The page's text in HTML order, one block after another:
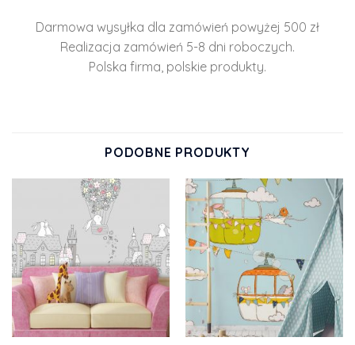
Darmowa wysyłka dla zamówień powyżej 500 zł
Realizacja zamówień 5-8 dni roboczych.
Polska firma, polskie produkty.
PODOBNE PRODUKTY